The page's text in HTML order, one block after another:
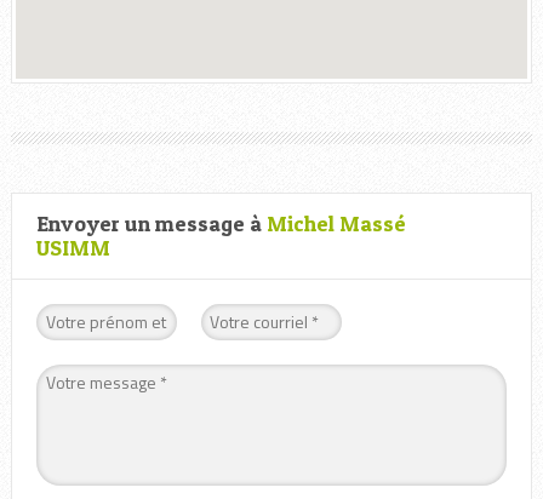
Envoyer un message à Michel Massé
USIMM